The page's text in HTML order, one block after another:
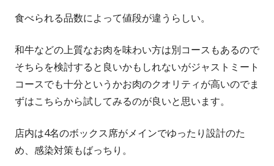
食べられる品数によって値段が違うらしい。
和牛などの上質なお肉を味わい方は別コースもあるので
そちらを検討すると良いかもしれないがジャストミート
コースでも十分というかお肉のクオリティが高いのでま
ずはこちらから試してみるのが良いと思います。
店内は4名のボックス席がメインでゆったり設計のた
め、感染対策もばっちり。